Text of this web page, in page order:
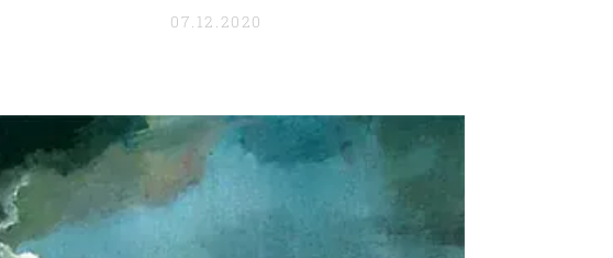
07.12.2020